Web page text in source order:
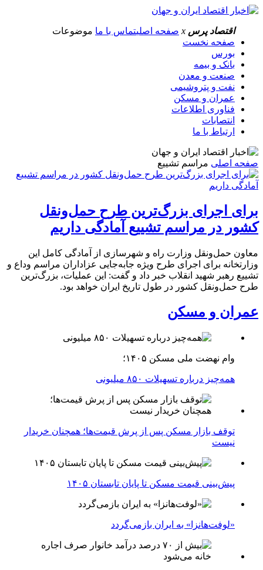
اقتصاد پرس x صفحه اصلیتماس با ما موضوعات
صفحه نخست
بورس
بانک و بیمه
صنعت و معدن
نفت و پتروشیمی
عمران و مسکن
فناوری اطلاعات
انتصابات
ارتباط با ما
صفحه اصلی مراسم تشییع
برای اجرای بزرگ‌ترین طرح حمل‌ونقل
کشور در مراسم تشییع آمادگی داریم
معاون حمل‌ونقل وزارت راه و شهرسازی از آمادگی کامل این
وزارتخانه برای اجرای طرح ویژه جابه‌جایی عزاداران مراسم وداع و
تشییع رهبر شهید انقلاب خبر داد و گفت: این عملیات، بزرگ‌ترین
طرح حمل‌ونقل کشور در طول تاریخ ایران خواهد بود.
عمران و مسکن
وام نهضت ملی مسکن ۱۴۰۵؛
همه‌چیز درباره تسهیلات ۸۵۰ میلیونی
توقف بازار مسکن پس از پرش قیمت‌ها؛ همچنان خریدار
نیست
پیش‌بینی قیمت مسکن تا پایان تابستان ۱۴۰۵
«لوفت‌هانزا» به ایران بازمی‌گردد